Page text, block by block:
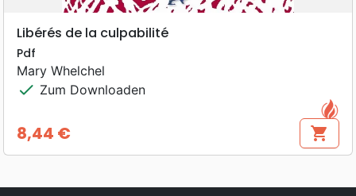
Libérés de la culpabilité
Pdf
Mary Whelchel
check Zum Downloaden
Preis
8,44 € shopping_cart